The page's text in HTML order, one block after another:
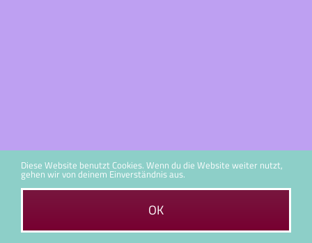
Diese Website benutzt Cookies. Wenn du die Website weiter nutzt,
gehen wir von deinem Einverständnis aus.
OK